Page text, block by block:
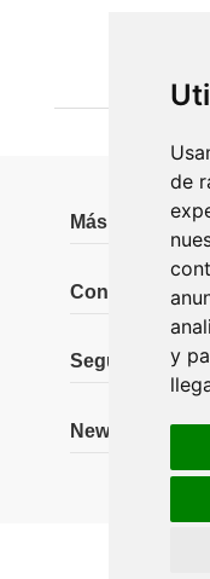
de
y
Más
Contáctanos
Seguidores
Newsletter